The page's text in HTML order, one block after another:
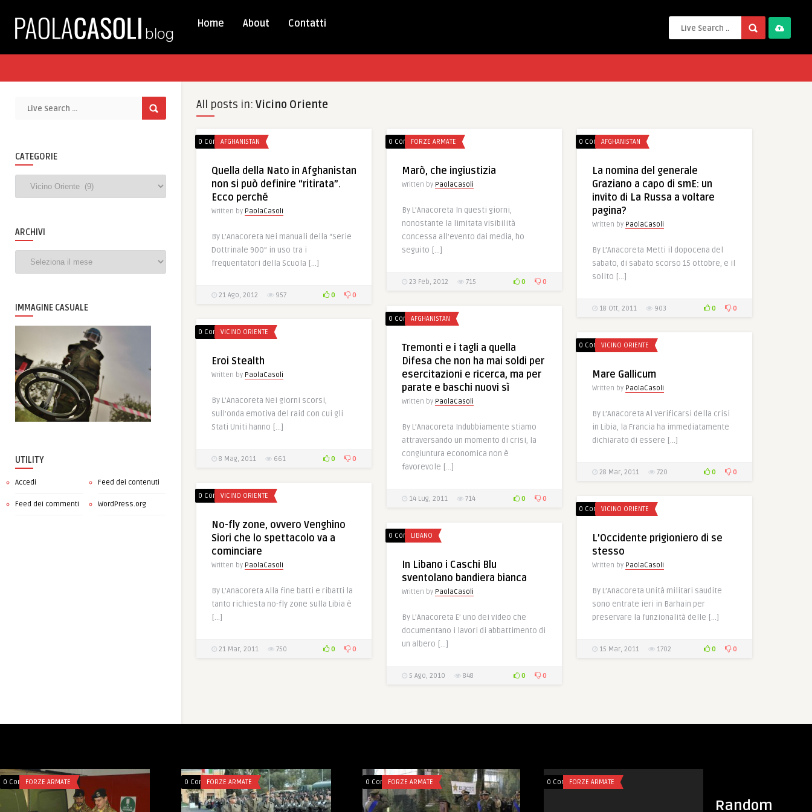
Home About Contatti
CATEGORIE
ARCHIVI
IMMAGINE CASUALE
UTILITY
Accedi Feed dei contenuti
Feed dei commenti WordPress.org
All posts in: Vicino Oriente
0 CommentsAFGHANISTAN
Quella della Nato in Afghanistan
non si può definire “ritirata”.
Ecco perché
Written by PaolaCasoli
By L’Anacoreta Nei manuali della “Serie
Dottrinale 900” in uso tra i
frequentatori della Scuola […]
21 Ago, 2012 957 0 0
0 CommentsFORZE ARMATE
Marò, che ingiustizia
Written by PaolaCasoli
By L’Anacoreta In questi giorni,
nonostante la limitata visibilità
concessa all’evento dai media, ho
seguito […]
23 Feb, 2012 715 0 0
0 CommentsAFGHANISTAN
La nomina del generale
Graziano a capo di smE: un
invito di La Russa a voltare
pagina?
Written by PaolaCasoli
By L’Anacoreta Metti il dopocena del
sabato, di sabato scorso 15 ottobre, e il
solito […]
18 Ott, 2011 903 0 0
0 CommentsAFGHANISTAN
Tremonti e i tagli a quella
Difesa che non ha mai soldi per
esercitazioni e ricerca, ma per
parate e baschi nuovi sì
Written by PaolaCasoli
By L’Anacoreta Indubbiamente stiamo
attraversando un momento di crisi, la
congiuntura economica non è
favorevole […]
14 Lug, 2011 714 0 0
0 CommentsVICINO ORIENTE
Eroi Stealth
Written by PaolaCasoli
By L’Anacoreta Nei giorni scorsi,
sull’onda emotiva del raid con cui gli
Stati Uniti hanno […]
8 Mag, 2011 661 0 0
0 CommentsVICINO ORIENTE
Mare Gallicum
Written by PaolaCasoli
By L’Anacoreta Al verificarsi della crisi
in Libia, la Francia ha immediatamente
dichiarato di essere […]
28 Mar, 2011 720 0 0
0 CommentsVICINO ORIENTE
No-fly zone, ovvero Venghino
Siori che lo spettacolo va a
cominciare
Written by PaolaCasoli
By L’Anacoreta Alla fine batti e ribatti la
tanto richiesta no-fly zone sulla Libia è
[…]
21 Mar, 2011 750 0 0
0 CommentsVICINO ORIENTE
L’Occidente prigioniero di se
stesso
Written by PaolaCasoli
By L’Anacoreta Unità militari saudite
sono entrate ieri in Barhain per
preservare la funzionalità delle […]
15 Mar, 2011 1702 0 0
0 Comments
LIBANO
In Libano i Caschi Blu
sventolano bandiera bianca
Written by PaolaCasoli
By L’Anacoreta E’ uno dei video che
documentano i lavori di abbattimento di
un albero […]
5 Ago, 2010 848 0 0
Random
0 CommentsFORZE ARMATE 0 CommentsFORZE ARMATE 0 CommentsFORZE ARMATE 0 CommentsFORZE ARMATE